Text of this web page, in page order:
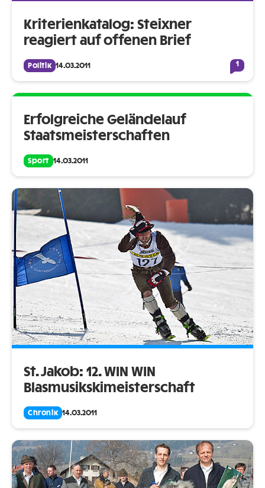
Kriterienkatalog: Steixner
reagiert auf offenen Brief
Politik 14.03.2011 1
Erfolgreiche Geländelauf
Staatsmeisterschaften
Sport 14.03.2011
St. Jakob: 12. WIN WIN
Blasmusikskimeisterschaft
Chronik 14.03.2011